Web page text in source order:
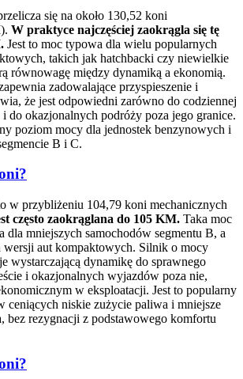
się na około 130,52 koni
W praktyce najczęściej zaokrągla się tę
Jest to moc typowa dla wielu popularnych
takich jak hatchbacki czy niewielkie
równowagę między dynamiką a ekonomią.
zadowalające przyspieszenie i
że jest odpowiedni zarówno do codziennej
do okazjonalnych podróży poza jego granice.
poziom mocy dla jednostek benzynowych i
B i C.
w przybliżeniu 104,79 koni mechanicznych
często zaokrąglana do 105 KM. Taka moc
dla mniejszych samochodów segmentu B, a
wersji aut kompaktowych. Silnik o mocy
wystarczającą dynamikę do sprawnego
i okazjonalnych wyjazdów poza nie,
w eksploatacji. Jest to popularny
ceniących niskie zużycie paliwa i mniejsze
bez rezygnacji z podstawowego komfortu